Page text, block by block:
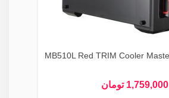
1,759,000 تومان